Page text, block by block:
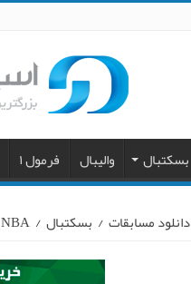
بسکتبال والیبال فرمول ۱
دانلود مسابقات / بسکتبال /
NBA